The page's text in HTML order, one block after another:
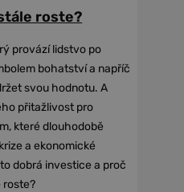
roste?
provází lidstvo po
bohatství a napříč
svou hodnotu. A
přitažlivost pro
které dlouhodobě
a ekonomické
dobrá investice a proč
roste?